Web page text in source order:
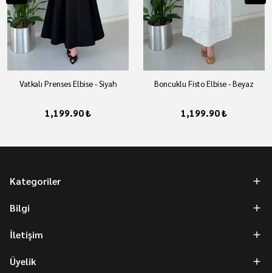
Vatkalı Prenses Elbise - Siyah
1,199.90 ₺
Boncuklu Fisto Elbise - Beyaz
1,199.90 ₺
Kategoriler
Bilgi
İletişim
Üyelik